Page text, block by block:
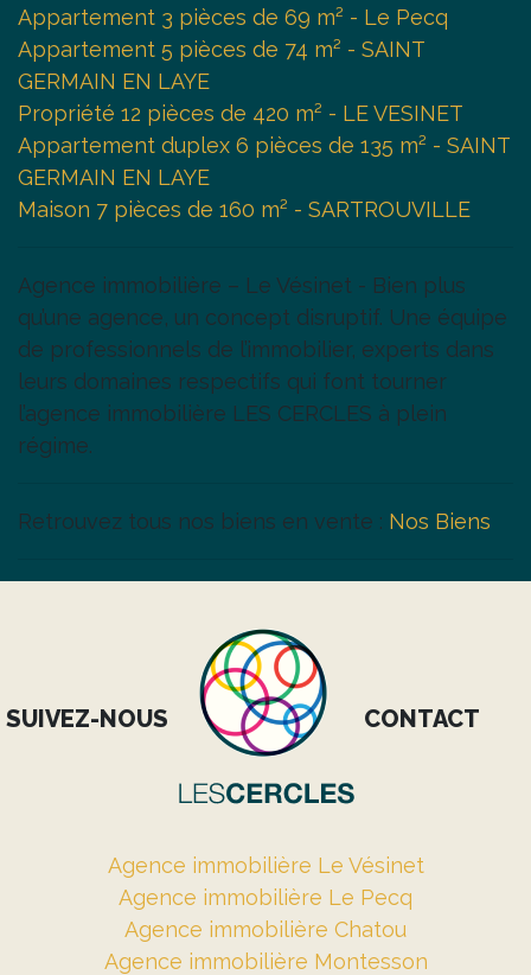
Appartement 3 pièces de 69 m² - Le Pecq
Appartement 5 pièces de 74 m² - SAINT
GERMAIN EN LAYE
Propriété 12 pièces de 420 m² - LE VESINET
Appartement duplex 6 pièces de 135 m² - SAINT
GERMAIN EN LAYE
Maison 7 pièces de 160 m² - SARTROUVILLE
Agence immobilière – Le Vésinet - Bien plus
qu’une agence, un concept disruptif. Une équipe
de professionnels de l’immobilier, experts dans
leurs domaines respectifs qui font tourner
l’agence immobilière LES CERCLES à plein
régime.
Retrouvez tous nos biens en vente : Nos Biens
SUIVEZ-NOUS CONTACT
Agence immobilière Le Vésinet
Agence immobilière Le Pecq
Agence immobilière Chatou
Agence immobilière Montesson